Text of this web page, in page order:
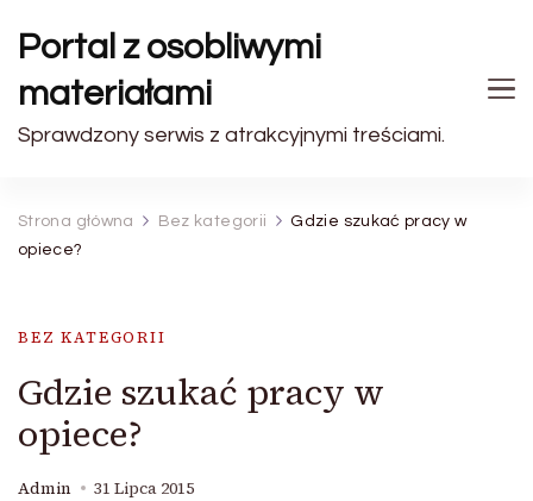
Portal z osobliwymi
materiałami
Sprawdzony serwis z atrakcyjnymi treściami.
Strona główna Bez kategorii
Gdzie szukać pracy w
opiece?
BEZ KATEGORII
Gdzie szukać pracy w
opiece?
Admin 31 Lipca 2015